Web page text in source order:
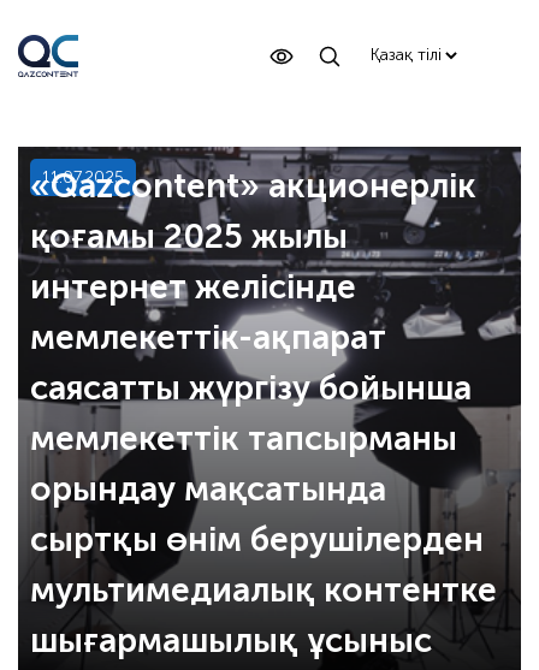
11.07.2025
«Qazcontent» акционерлік
қоғамы 2025 жылы
интернет желісінде
мемлекеттік-ақпарат
саясатты жүргізу бойынша
мемлекеттік тапсырманы
орындау мақсатында
сыртқы өнім берушілерден
мультимедиалық контентке
шығармашылық ұсыныс